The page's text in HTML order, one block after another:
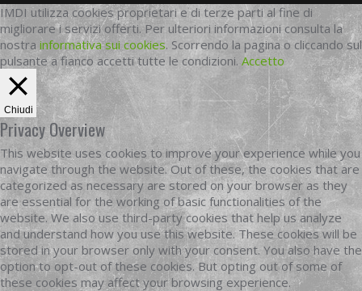
IMDI utilizza cookies proprietari e di terze parti al fine di
migliorare i servizi offerti. Per ulteriori informazioni consulta la
nostra informativa sui cookies. Scorrendo la pagina o cliccando sul
pulsante a fianco accetti tutte le condizioni. Accetto
Chiudi
Privacy Overview
This website uses cookies to improve your experience while you
navigate through the website. Out of these, the cookies that are
categorized as necessary are stored on your browser as they
are essential for the working of basic functionalities of the
website. We also use third-party cookies that help us analyze
and understand how you use this website. These cookies will be
stored in your browser only with your consent. You also have the
option to opt-out of these cookies. But opting out of some of
these cookies may affect your browsing experience.